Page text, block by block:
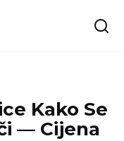
Kako Se
— Cijena